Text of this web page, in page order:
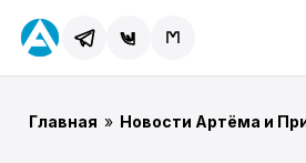
Главная » Новости Артёма и